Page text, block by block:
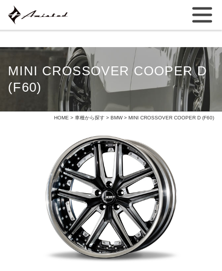
MINI CROSSOVER COOPER D
(F60)
HOME > 車種から探す > BMW> MINI CROSSOVER COOPER D (F60)